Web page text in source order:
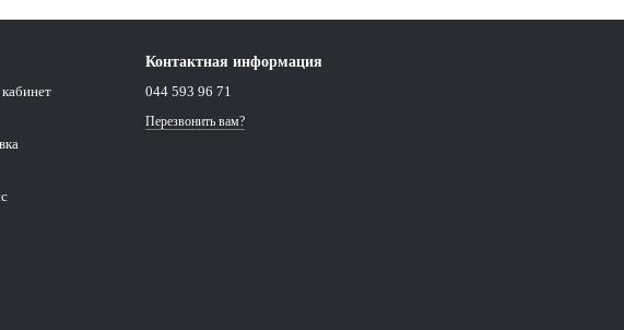
Контактная информация
044 593 96 71
Перезвонить вам?